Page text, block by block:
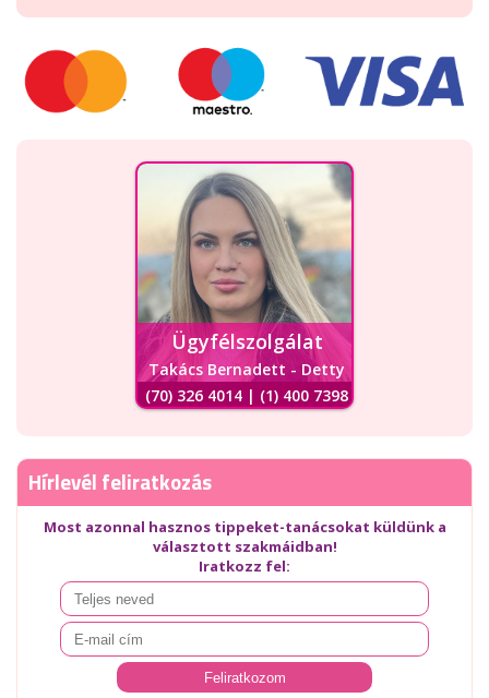
Ügyfélszolgálat
Takács Bernadett - Detty
(70) 326 4014 | (1) 400 7398
Hírlevél feliratkozás
Most azonnal hasznos tippeket-tanácsokat küldünk a
választott szakmáidban!
Iratkozz fel: